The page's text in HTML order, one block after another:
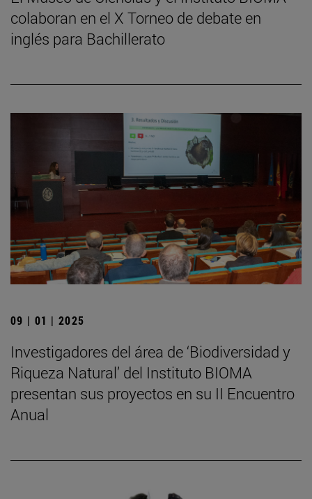
colaboran en el X Torneo de debate en
inglés para Bachillerato
09 | 01 | 2025
Investigadores del área de ‘Biodiversidad y
Riqueza Natural’ del Instituto BIOMA
presentan sus proyectos en su II Encuentro
Anual